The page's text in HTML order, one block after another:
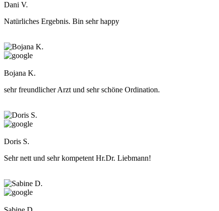
Dani V.
Natürliches Ergebnis. Bin sehr happy
Bojana K.
sehr freundlicher Arzt und sehr schöne Ordination.
Doris S.
Sehr nett und sehr kompetent Hr.Dr. Liebmann!